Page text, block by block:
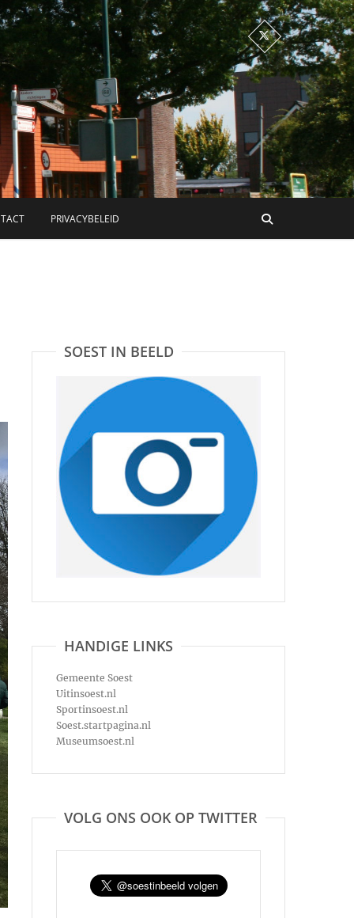
PRIVACYBELEID
SOEST IN BEELD
HANDIGE LINKS
Gemeente Soest
Uitinsoest.nl
Sportinsoest.nl
Soest.startpagina.nl
Museumsoest.nl
VOLG ONS OOK OP TWITTER